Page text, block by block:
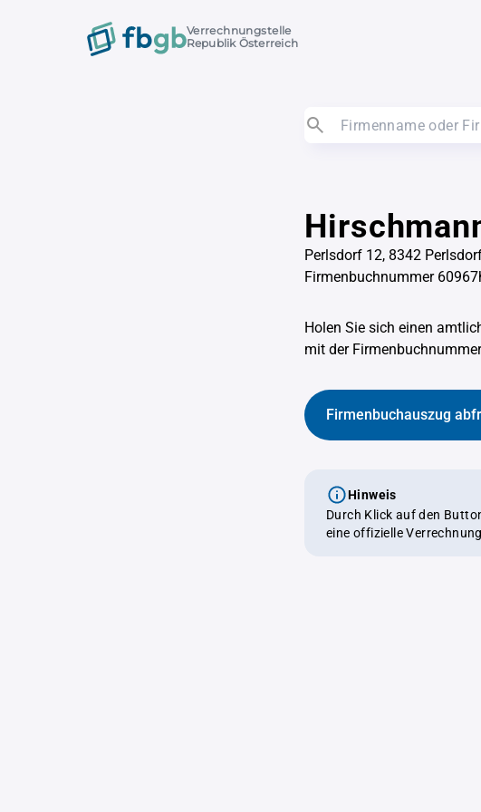
Verrechnungstelle
Republik Österreich
Perlsdorf 12, 8342
Firmenbuchnummer
Holen Sie sich einen
mit der
Firmenbuchauszug
Hinweis
Durch Klick auf den
eine offizielle